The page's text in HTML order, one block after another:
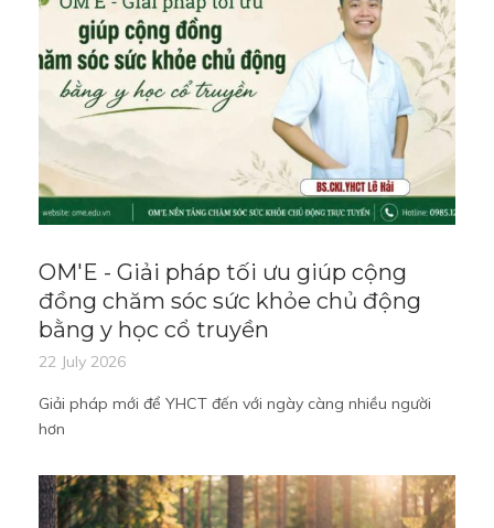
OM'E - Giải pháp tối ưu giúp cộng
đồng chăm sóc sức khỏe chủ động
bằng y học cổ truyền
22 July 2026
Giải pháp mới để YHCT đến với ngày càng nhiều người
hơn